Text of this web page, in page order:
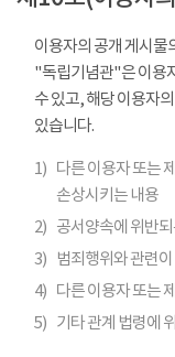
이용자의 공개 게시물
"독립기념관"은 이용
수 있고, 해당 이용자
있습니다.
1) 다른 이용자 또는
손상시키는 내용
2) 공서양속에 위반
3)
범죄행위와 관련
4) 다른 이용자 또는
5) 기타 관계 법령에